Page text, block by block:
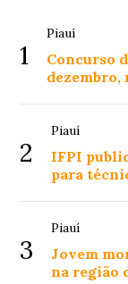
1
Piauí
Concurso
2
Piauí
IFPI
para
3
Piauí
Jovem
na região